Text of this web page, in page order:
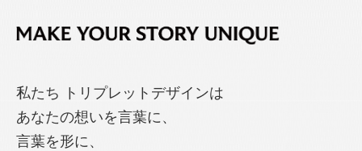
私たち トリプレットデザインは
あなたの想いを言葉に、
言葉を形に、